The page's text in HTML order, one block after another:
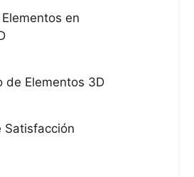
en
de Elementos 3D
Satisfacción